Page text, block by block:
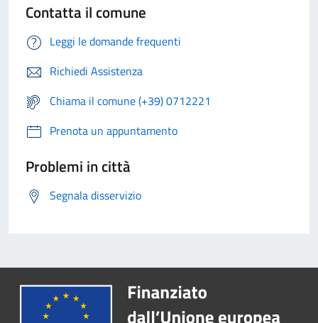
Contatta il comune
Leggi le domande frequenti
Richiedi Assistenza
Chiama il comune (+39) 0712221
Prenota un appuntamento
Problemi in città
Segnala disservizio